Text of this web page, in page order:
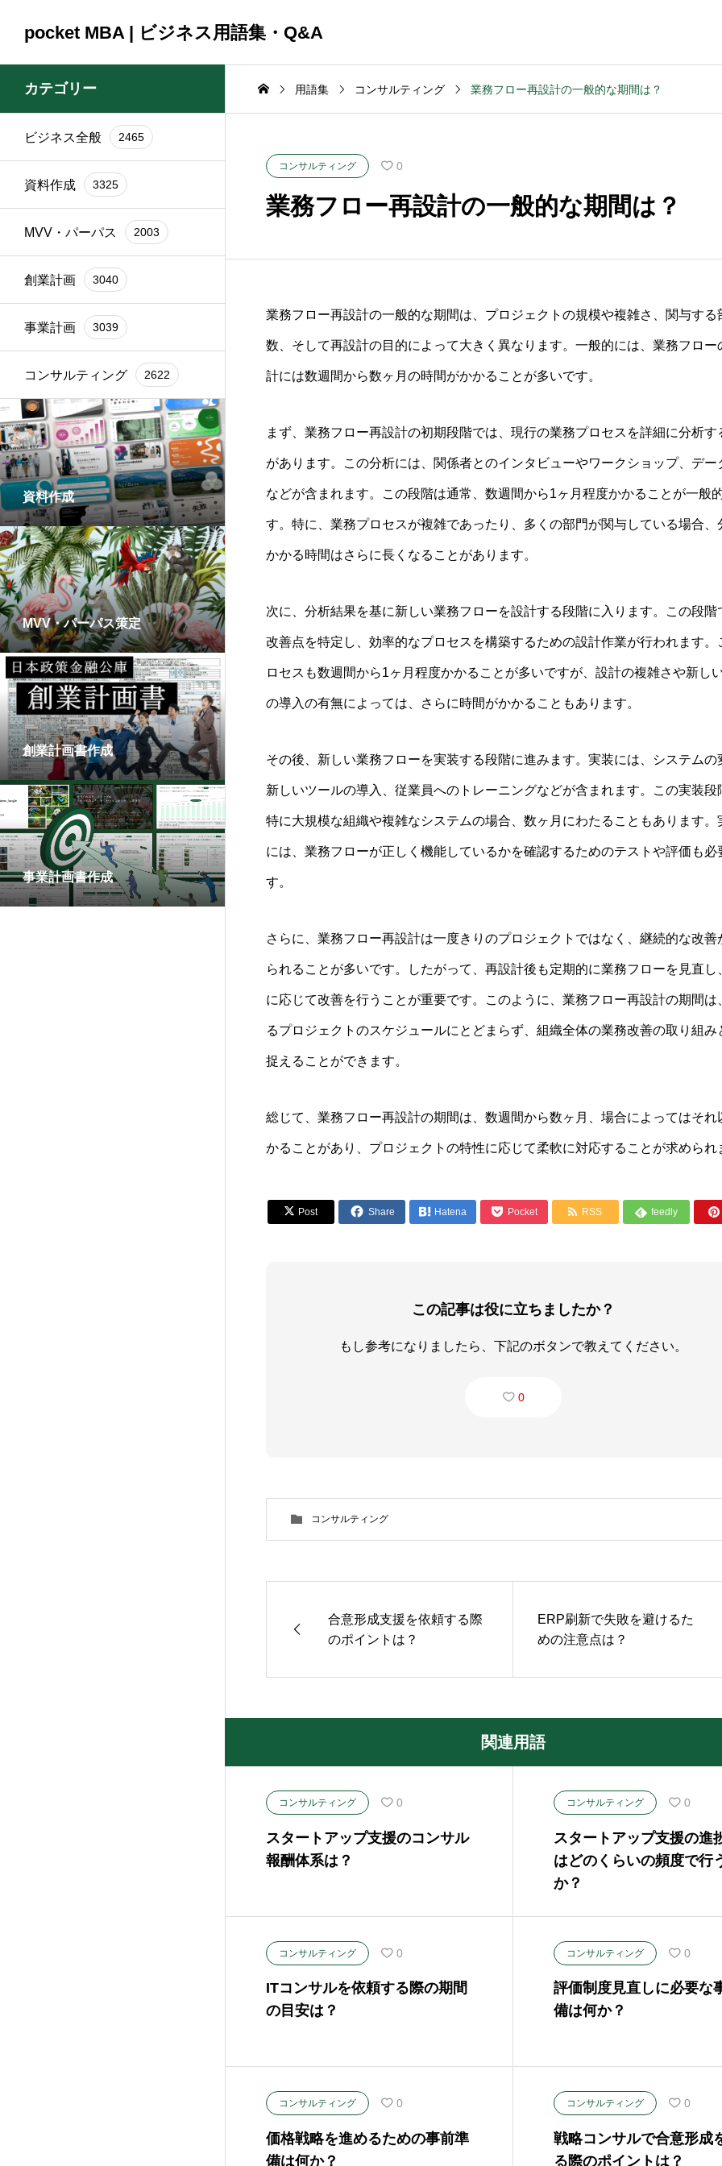
pocket MBA | ビジネス用語集・Q&A
資料作成
ン
2025.09.23
ブランド再構築の際に
関係者を巻き込むコツ
は？
2025.09.23
銀行交渉の一般的な期
間はどれくらいです
キャッシュフロー改善
を依頼する前の準備は
ンスの
カテゴリー
ビジネス全般 2465
資料作成 3325
MVV・パーパス 2003
創業計画 3040
事業計画 3039
コンサルティング 2622
資料作成
MVV・パーパス策定
創業計画書作成
事業計画書作成
用語集 コンサルティング 業務フロー再設計の一般的な期間は？
コンサルティング 0
業務フロー再設計の一般的な期間は？
業務フロー再設計の一般的な期間は、プロジェクトの規模や複雑さ、関与する
数、そして再設計の目的によって大きく異なります。一般的には、業務フロー
計には数週間から数ヶ月の時間がかかることが多いです。
まず、業務フロー再設計の初期段階では、現行の業務プロセスを詳細に分析す
があります。この分析には、関係者とのインタビューやワークショップ、デー
などが含まれます。この段階は通常、数週間から1ヶ月程度かかることが一般
す。特に、業務プロセスが複雑であったり、多くの部門が関与している場合、
かかる時間はさらに長くなることがあります。
次に、分析結果を基に新しい業務フローを設計する段階に入ります。この段階
改善点を特定し、効率的なプロセスを構築するための設計作業が行われます。
ロセスも数週間から1ヶ月程度かかることが多いですが、設計の複雑さや新し
の導入の有無によっては、さらに時間がかかることもあります。
その後、新しい業務フローを実装する段階に進みます。実装には、システムの
新しいツールの導入、従業員へのトレーニングなどが含まれます。この実装段
特に大規模な組織や複雑なシステムの場合、数ヶ月にわたることもあります。
には、業務フローが正しく機能しているかを確認するためのテストや評価も必
す。
さらに、業務フロー再設計は一度きりのプロジェクトではなく、継続的な改善
られることが多いです。したがって、再設計後も定期的に業務フローを見直し
に応じて改善を行うことが重要です。このように、業務フロー再設計の期間は
るプロジェクトのスケジュールにとどまらず、組織全体の業務改善の取り組み
捉えることができます。
総じて、業務フロー再設計の期間は、数週間から数ヶ月、場合によってはそれ
かることがあり、プロジェクトの特性に応じて柔軟に対応することが求められ
 Post  Share  Hatena  Pocket  RSS  feedly 
この記事は役に立ちましたか？
もし参考になりましたら、下記のボタンで教えてください。
0
コンサルティング
合意形成支援を依頼する際
のポイントは？
ERP刷新で失敗を避けるた
めの注意点は？
関連用語
コンサルティング 0
スタートアップ支援のコンサル
報酬体系は？
コンサルティング 0
スタートアップ支援の進
はどのくらいの頻度で行
か？
コンサルティング 0
ITコンサルを依頼する際の期間
の目安は？
コンサルティング 0
評価制度見直しに必要な
備は何か？
コンサルティング 0
価格戦略を進めるための事前準
備は何か？
コンサルティング 0
戦略コンサルで合意形成
る際のポイントは？